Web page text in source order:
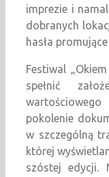
imprezie i
dobranych
hasła
Festiwal
spełnić
pokolenie
w szczególną
której
szóstej edycji.